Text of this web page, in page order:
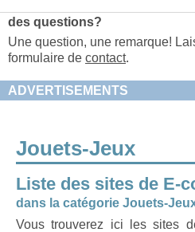
des questions?
Une question, une remarque!
formulaire de contact.
ADVERTISEMENTS
Jouets-Jeux
Liste des sites de E-
dans la catégorie Jouets-
Vous trouverez ici les sites